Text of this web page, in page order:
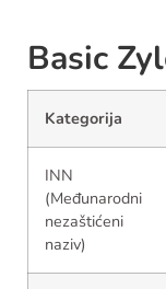
Basic
Kategorija
INN
(Međunarodni
nezaštićeni
naziv)